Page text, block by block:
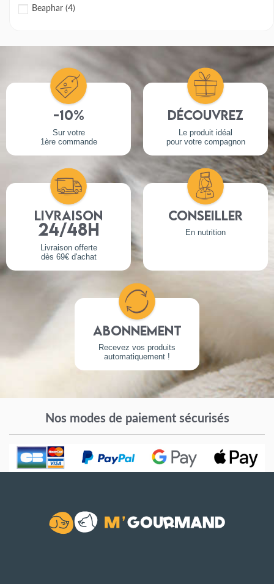
Beaphar (4)
-10%
Sur votre
1ère commande
Découvrez
Le produit idéal
pour votre compagnon
Livraison
24/48h
Livraison offerte
dès 69€ d'achat
Conseiller
En nutrition
Abonnement
Recevez vos produits
automatiquement !
Nos modes de paiement sécurisés